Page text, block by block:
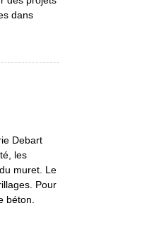
dans
Debart
les
muret. Le
Pour
béton.